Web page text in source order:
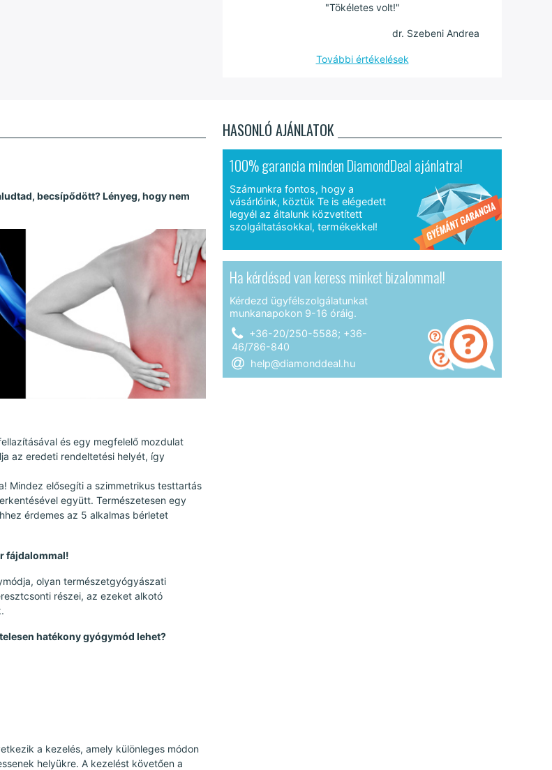
"Tökéletes volt!"
dr. Szebeni Andrea
További értékelések
becsípődött? Lényeg, hogy nem
és egy megfelelő mozdulat
az eredeti rendeltetési helyét, így
Mindez elősegíti a szimmetrikus testtartás
együtt. Természetesen egy
érdemes az 5 alkalmas bérletet
fájdalommal!
olyan természetgyógyászati
részei, az ezeket alkotó
hatékony gyógymód lehet?
a kezelés, amely különleges módon
helyükre. A kezelést követően a
HASONLÓ AJÁNLATOK
100% garancia minden DiamondDeal ajánlatra!
Számunkra fontos, hogy a
vásárlóink, köztük Te is elégedett
legyél az általunk közvetített
szolgáltatásokkal, termékekkel!
Ha kérdésed van keress minket bizalommal!
Kérdezd ügyfélszolgálatunkat
munkanapokon 9-16 óráig.
+36-20/250-5588; +36-
46/786-840
help@diamonddeal.hu